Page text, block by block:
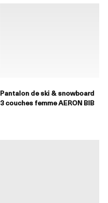
Pantalon de ski & snowboard
3 couches femme AERON BIB